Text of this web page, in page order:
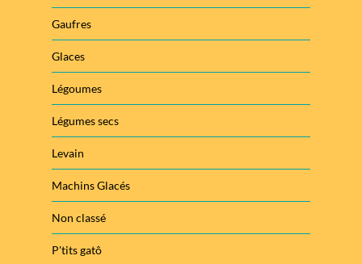
Gaufres
Glaces
Légoumes
Légumes secs
Levain
Machins Glacés
Non classé
P'tits gatô